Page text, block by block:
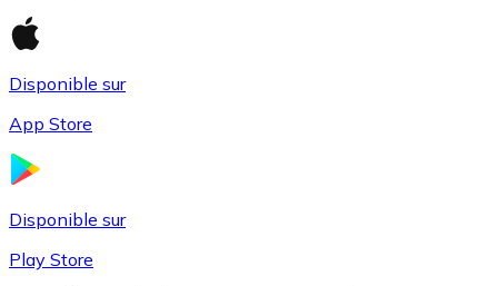
Disponible sur
App Store
Disponible sur
Play Store